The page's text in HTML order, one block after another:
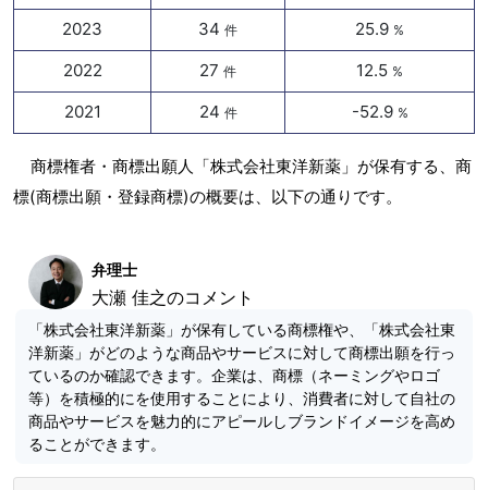
2023 34 件 25.9 %
2022 27 件 12.5 %
2021 24 件 -52.9 %
商標権者・商標出願人「株式会社東洋新薬」が保有する、商
標(商標出願・登録商標)の概要は、以下の通りです。
弁理士
大瀬 佳之のコメント
「株式会社東洋新薬」が保有している商標権や、「株式会社東
洋新薬」がどのような商品やサービスに対して商標出願を行っ
ているのか確認できます。企業は、商標（ネーミングやロゴ
等）を積極的にを使用することにより、消費者に対して自社の
商品やサービスを魅力的にアピールしブランドイメージを高め
ることができます。